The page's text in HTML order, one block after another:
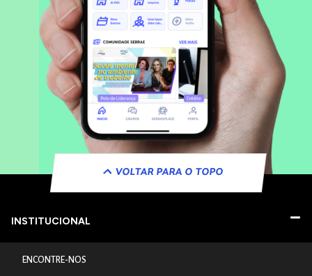
VOLTAR PARA O TOPO
INSTITUCIONAL
ENCONTRE-NOS